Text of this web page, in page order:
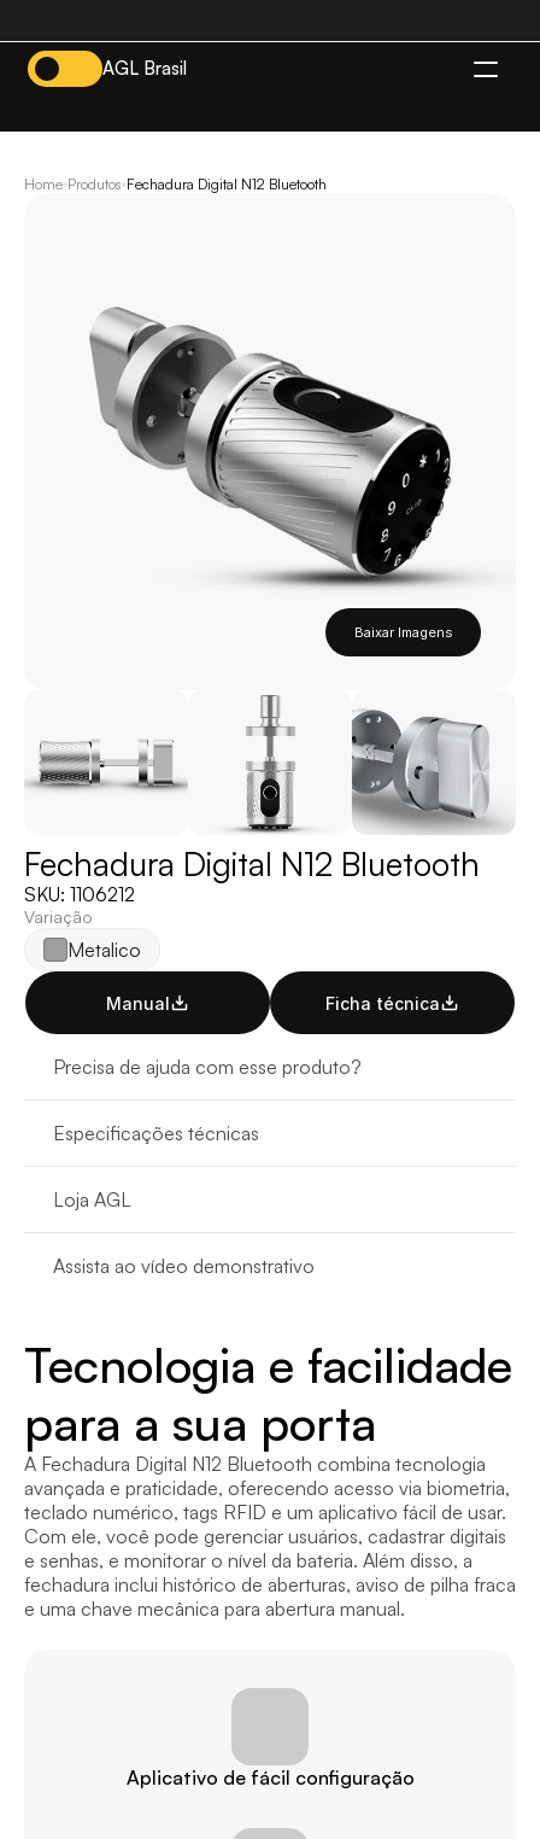
AGL Brasil
Home Produtos Fechadura Digital N12 Bluetooth
Baixar Imagens
Fechadura Digital N12 Bluetooth
SKU: 1106212
Variação
Metalico
Manual Ficha técnica
Precisa de ajuda com esse produto?
Especificações técnicas
Loja AGL
Assista ao vídeo demonstrativo
Aplicativo de fácil configuração
Tecnologia e facilidade
para a sua porta
A Fechadura Digital N12 Bluetooth combina tecnologia
avançada e praticidade, oferecendo acesso via biometria,
teclado numérico, tags RFID e um aplicativo fácil de usar.
Com ele, você pode gerenciar usuários, cadastrar digitais
e senhas, e monitorar o nível da bateria. Além disso, a
fechadura inclui histórico de aberturas, aviso de pilha fraca
e uma chave mecânica para abertura manual.